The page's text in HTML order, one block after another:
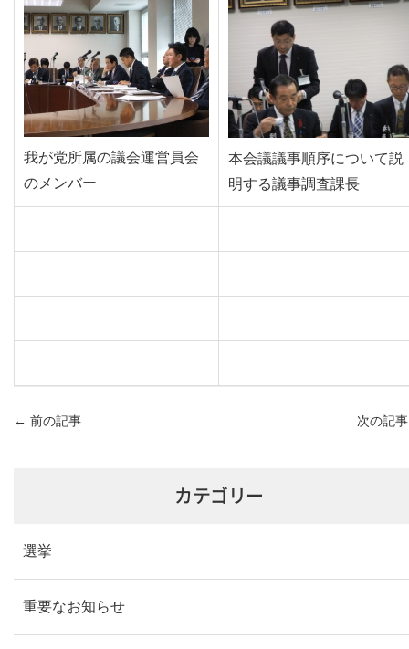
我が党所属の議会運営員会
のメンバー
本会議議事順序について説
明する議事調査課長
← 前の記事 次の記
カテゴリー
選挙
重要なお知らせ